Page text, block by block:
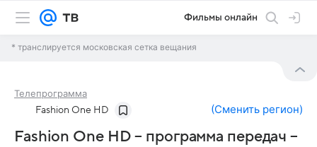
Фильмы онлайн
* транслируется московская сетка вещания
Телепрограмма
Fashion One HD (Сменить регион)
Fashion One HD – программа передач –